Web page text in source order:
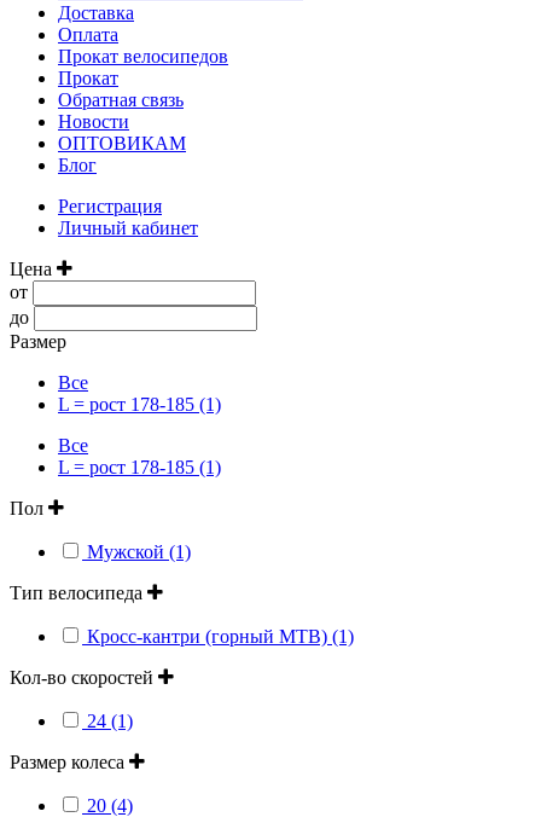
Доставка
Оплата
Прокат велосипедов
Прокат
Обратная связь
Новости
ОПТОВИКАМ
Блог
Регистрация
Личный кабинет
Цена
от
до
Размер
Все
L = рост 178-185 (1)
Все
L = рост 178-185 (1)
Пол
Мужской (1)
Тип велосипеда
Кросс-кантри (горный MTB) (1)
Кол-во скоростей
24 (1)
Размер колеса
20 (4)